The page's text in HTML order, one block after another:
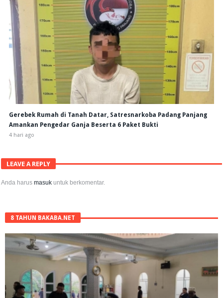
Gerebek Rumah di Tanah Datar, Satresnarkoba Padang Panjang
Amankan Pengedar Ganja Beserta 6 Paket Bukti
4 hari ago
LEAVE A REPLY
Anda harusmasuk untuk berkomentar.
8 TAHUN BAKABA.NET